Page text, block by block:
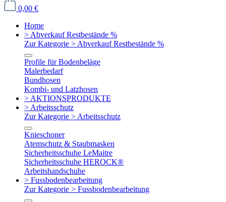
0,00 €
Home
> Abverkauf Restbestände %
Zur Kategorie > Abverkauf Restbestände %
Profile für Bodenbeläge
Malerbedarf
Bundhosen
Kombi- und Latzhosen
> AKTIONSPRODUKTE
> Arbeitsschutz
Zur Kategorie > Arbeitsschutz
Knieschoner
Atemschutz & Staubmasken
Sicherheitsschuhe LeMaitre
Sicherheitsschuhe HEROCK®
Arbeitshandschuhe
> Fussbodenbearbeitung
Zur Kategorie > Fussbodenbearbeitung